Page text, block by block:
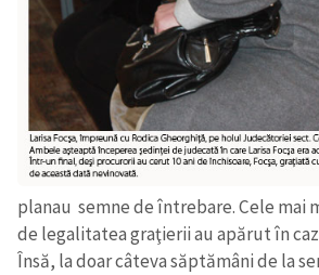
planau semne de întrebare. Cele mai
de legalitatea graţierii au apărut în
Însă, la doar câteva săptămâni de la